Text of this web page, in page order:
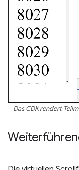
Das CDK rendert